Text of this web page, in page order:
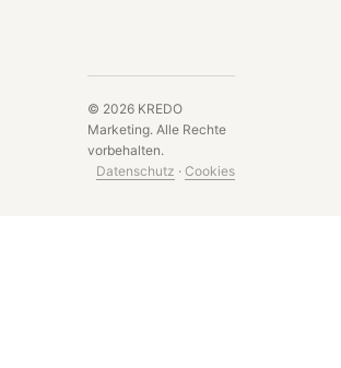
© 2026 KREDO
Marketing. Alle Rechte
vorbehalten.
Datenschutz · Cookies